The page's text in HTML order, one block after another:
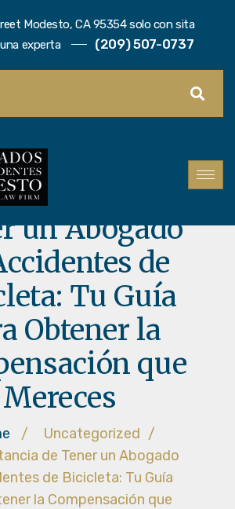
Modesto, CA 95354 solo con sita
experta
(209) 507-0737
de
un Abogado
de
Tu Guía
Obtener la
que
Mereces
/ Uncategorized /
de Tener un Abogado
de Bicicleta: Tu Guía
la Compensación que